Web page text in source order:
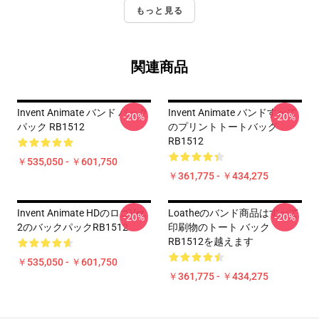
もっと見る
関連商品
Invent Animate バンド バック
パック RB1512
￥535,050 - ￥601,750
-20%
Invent Animate バンドすべて
のプリントトートバッグ
RB1512
￥361,775 - ￥434,275
-20%
Invent Animate HDのロゴVer.
2のバックパックRB1512
￥535,050 - ￥601,750
-20%
Loatheのバンド商品はすべて
印刷物のトート バック
RB1512を越えます
￥361,775 - ￥434,275
-20%